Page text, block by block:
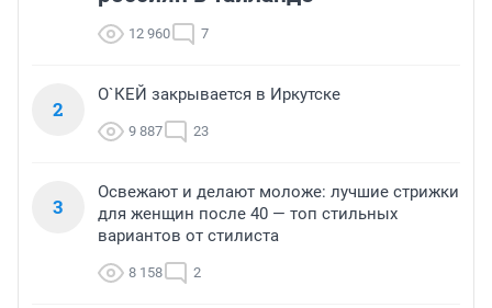
12 960 7
2
О`КЕЙ закрывается в Иркутске
9 887 23
3
Освежают и делают моложе: лучшие стрижки
для женщин после 40 — топ стильных
вариантов от стилиста
8 158 2